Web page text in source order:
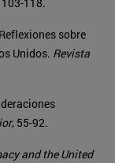
118.
sobre
Unidos. Revista
, 55-92.
and the United